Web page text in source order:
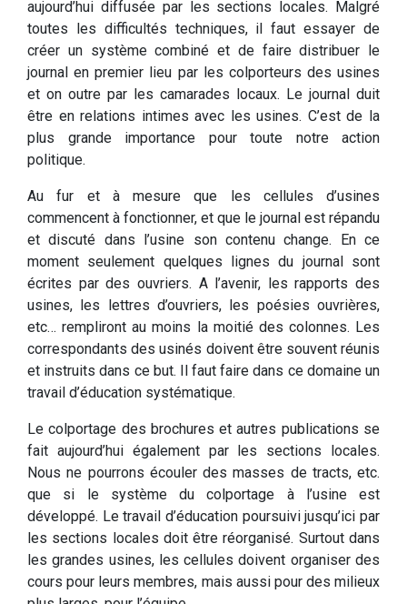
aujourd’hui diffusée par les sections locales. Malgré
toutes les difficultés techniques, il faut essayer de
créer un système combiné et de faire distribuer le
journal en premier lieu par les colporteurs des usines
et on outre par les camarades locaux. Le journal duit
être en relations intimes avec les usines. C’est de la
plus grande importance pour toute notre action
politique.
Au fur et à mesure que les cellules d’usines
commencent à fonctionner, et que le journal est répandu
et discuté dans l’usine son contenu change. En ce
moment seulement quelques lignes du journal sont
écrites par des ouvriers. A l’avenir, les rapports des
usines, les lettres d’ouvriers, les poésies ouvrières,
etc… rempliront au moins la moitié des colonnes. Les
correspondants des usinés doivent être souvent réunis
et instruits dans ce but. Il faut faire dans ce domaine un
travail d’éducation systématique.
Le colportage des brochures et autres publications se
fait aujourd’hui également par les sections locales.
Nous ne pourrons écouler des masses de tracts, etc.
que si le système du colportage à l’usine est
développé. Le travail d’éducation poursuivi jusqu’ici par
les sections locales doit être réorganisé. Surtout dans
les grandes usines, les cellules doivent organiser des
cours pour leurs membres, mais aussi pour des milieux